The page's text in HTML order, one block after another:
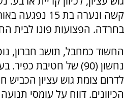
קשה ונערה בת
בחרדה. הפצועות פונו לבית
החשוד כמחבל, תושב חברון,
לדרום צומת גוש עציון הכביש
הכיוונים. דווח על עומסי